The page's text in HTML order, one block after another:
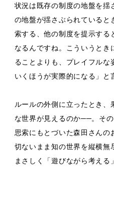
状況は既存の制度の地盤を揺
の地盤が揺さぶられていると
索する、他の制度を提示する
なるんですね。こういうとき
ることよりも、プレイフルな
いくほうが実際的になる」と
ルールの外側に立ったとき、
な世界が見えるのか──。そ
思索にもとづいた森田さんの
切ないまま知の世界を縦横無
まさしく「遊びながら考える